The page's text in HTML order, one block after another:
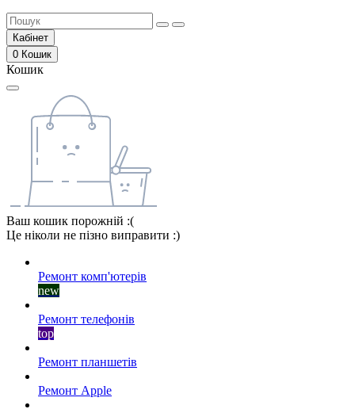
Кабінет
0 Кошик
Кошик
Ваш кошик порожній :(
Це ніколи не пізно виправити :)
Ремонт комп'ютерів
new
Ремонт телефонів
top
Ремонт планшетів
Ремонт Apple